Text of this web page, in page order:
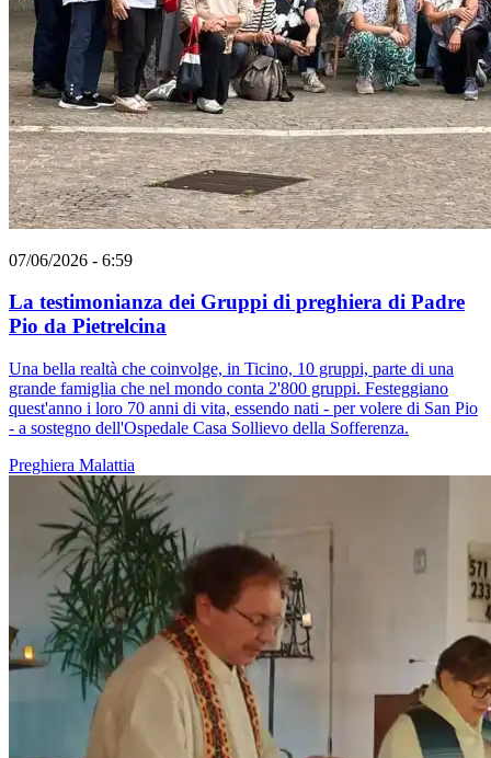
07/06/2026 - 6:59
La testimonianza dei Gruppi di preghiera di Padre
Pio da Pietrelcina
Una bella realtà che coinvolge, in Ticino, 10 gruppi, parte di una
grande famiglia che nel mondo conta 2'800 gruppi. Festeggiano
quest'anno i loro 70 anni di vita, essendo nati - per volere di San Pio
- a sostegno dell'Ospedale Casa Sollievo della Sofferenza.
Preghiera Malattia